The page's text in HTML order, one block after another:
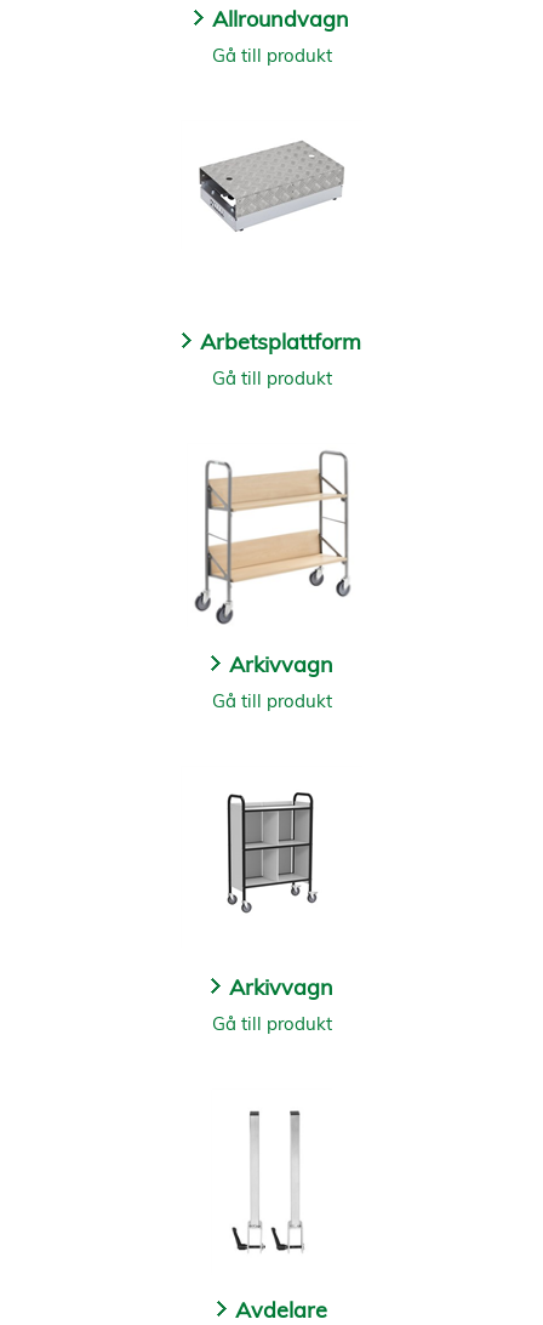
Allroundvagn
Gå till produkt
Arbetsplattform
Gå till produkt
Arkivvagn
Gå till produkt
Arkivvagn
Gå till produkt
Avdelare